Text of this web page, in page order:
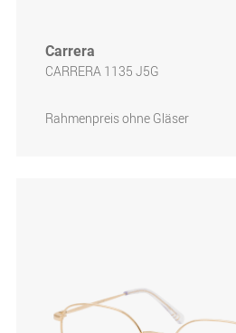
Carrera
CARRERA 1135 J5G
Rahmenpreis ohne Gläser